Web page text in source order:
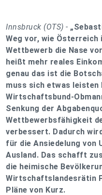
Innsbruck (OTS) -
Weg vor, wie
Wettbewerb die Nase
heißt mehr reales
genau das ist die
muss sich etwas leisten
Wirtschaftsbund-
Senkung der
Wettbewerbsfähigkeit
verbessert. Dadurch
für die Ansiedelung von
Ausland. Das schafft
die heimische
Wirtschaftslandesrätin
Pläne von Kurz.